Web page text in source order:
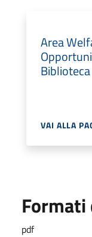
Area
Biblioteca
VAI ALLA
pdf